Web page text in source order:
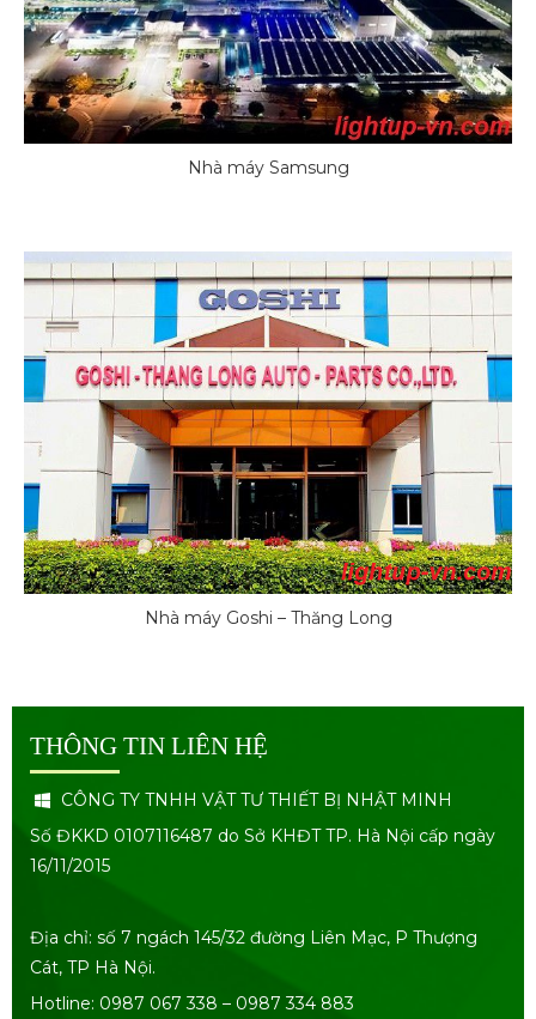
Nhà máy Samsung
Nhà máy Goshi – Thăng Long
THÔNG TIN LIÊN HỆ
CÔNG TY TNHH VẬT TƯ THIẾT BỊ NHẬT MINH
Số ĐKKD 0107116487 do Sở KHĐT TP. Hà Nội cấp ngày
16/11/2015
Địa chỉ: số 7 ngách 145/32 đường Liên Mạc, P Thượng
Cát, TP Hà Nội.
Hotline: 0987 067 338 – 0987 334 883